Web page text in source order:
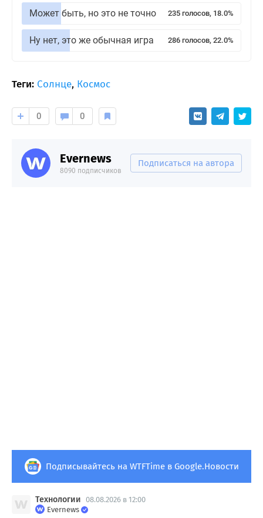
Может быть, но это не точно 235 голосов, 18.0%
Ну нет, это же обычная игра 286 голосов, 22.0%
Теги: Солнце, Космос
0 0
Evernews
8090 подписчиков
Подписаться на автора
Подписывайтесь на WTFTime в Google.Новости
Технологии 08.08.2026 в 12:00
Evernews